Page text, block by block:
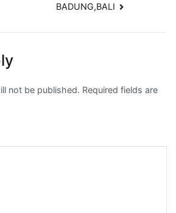
BADUNG,BALI
not be published. Required fields are